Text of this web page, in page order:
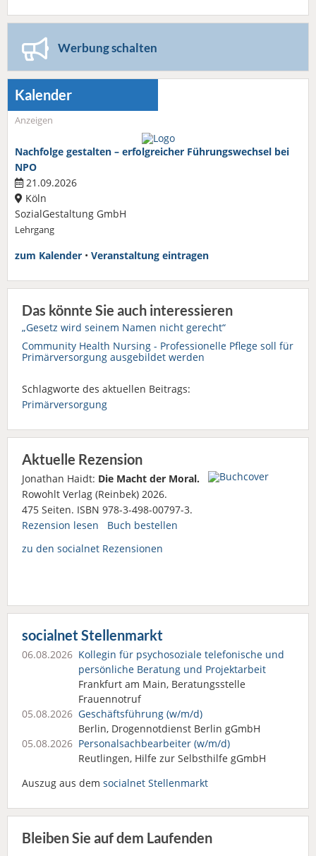
Werbung schalten
Kalender
Anzeigen
Nachfolge gestalten – erfolgreicher Führungswechsel bei
NPO
21.09.2026
Köln
SozialGestaltung GmbH
Lehrgang
zum Kalender • Veranstaltung eintragen
Das könnte Sie auch interessieren
„Gesetz wird seinem Namen nicht gerecht“
Community Health Nursing - Professionelle Pflege soll für
Primärversorgung ausgebildet werden
Schlagworte des aktuellen Beitrags:
Primärversorgung
Aktuelle Rezension
Jonathan Haidt: Die Macht der Moral.
Rowohlt Verlag (Reinbek) 2026.
475 Seiten. ISBN 978-3-498-00797-3.
Rezension lesen
Buch bestellen
zu den socialnet Rezensionen
socialnet Stellenmarkt
06.08.2026 Kollegin für psychosoziale telefonische und
persönliche Beratung und Projektarbeit
Frankfurt am Main, Beratungsstelle
Frauennotruf
05.08.2026 Geschäftsführung (w/m/d)
Berlin, Drogennotdienst Berlin gGmbH
05.08.2026 Personalsach­bearbeiter (w/m/d)
Reutlingen, Hilfe zur Selbsthilfe gGmbH
Auszug aus dem socialnet Stellenmarkt
Bleiben Sie auf dem Laufenden